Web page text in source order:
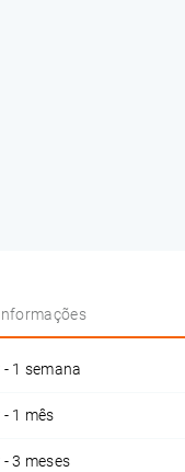
1 semana
1 mês
3 meses